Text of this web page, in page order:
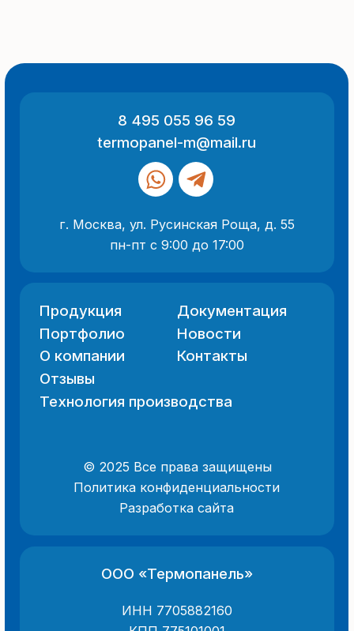
и информация носят информационный
характер и не являются публичной
офертой (ст. 437 ГК РФ).